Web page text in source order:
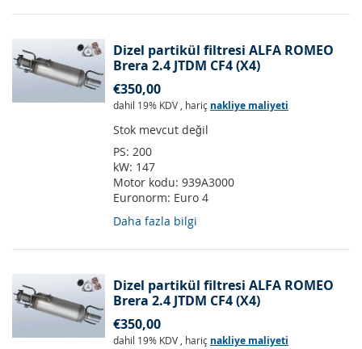
Dizel partikül filtresi ALFA ROMEO
Brera 2.4 JTDM CF4 (X4)
€350,00
dahil 19% KDV , hariç nakliye maliyeti
Stok mevcut değil
PS: 200
kW: 147
Motor kodu: 939A3000
Euronorm: Euro 4
Daha fazla bilgi
Dizel partikül filtresi ALFA ROMEO
Brera 2.4 JTDM CF4 (X4)
€350,00
dahil 19% KDV , hariç nakliye maliyeti